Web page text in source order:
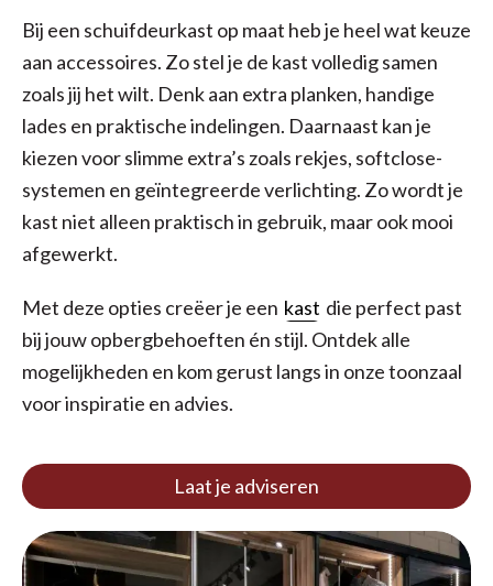
Bij een schuifdeurkast op maat heb je heel wat keuze
aan accessoires. Zo stel je de kast volledig samen
zoals jij het wilt. Denk aan extra planken, handige
lades en praktische indelingen. Daarnaast kan je
kiezen voor slimme extra’s zoals rekjes, softclose-
systemen en geïntegreerde verlichting. Zo wordt je
kast niet alleen praktisch in gebruik, maar ook mooi
afgewerkt.
Met deze opties creëer je een kast die perfect past
bij jouw opbergbehoeften én stijl. Ontdek alle
mogelijkheden en kom gerust langs in onze toonzaal
voor inspiratie en advies.
Laat je adviseren